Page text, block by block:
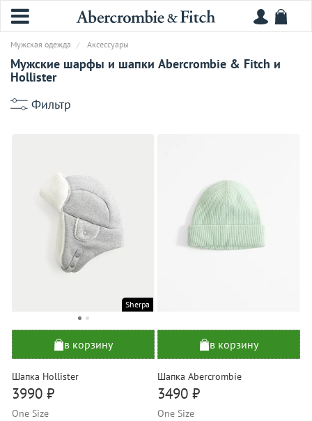
Мужская одежда Аксессуары
Мужские шарфы и шапки Abercrombie & Fitch и
Hollister
Фильтр
Sherpa
в корзину
Шапка Hollister
3990 ₽
One Size
в корзину
Шапка Abercrombie
3490 ₽
One Size